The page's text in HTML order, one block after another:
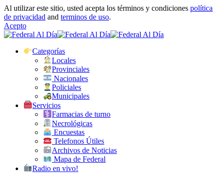
Al utilizar este sitio, usted acepta los términos y condiciones política
de privacidad and terminos de uso.
Acepto
Categorías
Locales
Provinciales
Nacionales
Policiales
Municipales
Servicios
Farmacias de turno
Necrológicas
Encuestas
Telefonos Útiles
Archivos de Noticias
Mapa de Federal
Radio en vivo!